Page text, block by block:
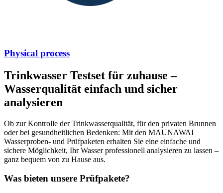
Physical process
Trinkwasser Testset für zuhause –
Wasserqualität einfach und sicher
analysieren
Ob zur Kontrolle der Trinkwasserqualität, für den privaten Brunnen
oder bei gesundheitlichen Bedenken: Mit den MAUNAWAI
Wasserproben- und Prüfpaketen erhalten Sie eine einfache und
sichere Möglichkeit, Ihr Wasser professionell analysieren zu lassen –
ganz bequem von zu Hause aus.
Was bieten unsere Prüfpakete?